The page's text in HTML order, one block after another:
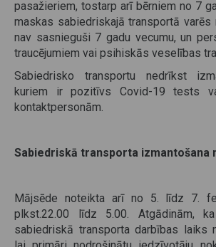
pasažieriem, tostarp arī bērniem no 7
maskas sabiedriskajā transportā varēs
nav sasnieguši 7 gadu vecumu, un
traucējumiem vai psihiskās veselības
Sabiedrisko transportu nedrīkst
kuriem ir pozitīvs Covid-19 tests
kontaktpersonām.
Sabiedriskā transporta izmantošana
Mājsēde noteikta arī no 5. līdz 7.
plkst.22.00 līdz 5.00. Atgādinām,
sabiedriskā transporta darbības laiks